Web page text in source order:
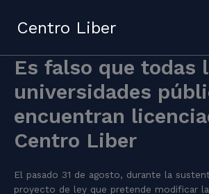
contentCentro Liber
Es falso que todas
universidades
encuentran
Centro Liber
El pasado 31 de agosto, durante la
proyecto de ley que pretende modificar